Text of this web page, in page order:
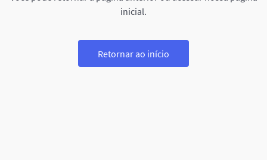
inicial.
Retornar ao início